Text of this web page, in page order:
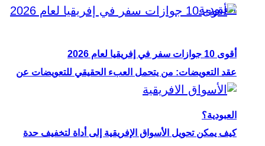
عقد التعويضات: من يتحمل العبء الحقيقي للتعويضات عن
العبودية؟
أقوى 10 جوازات سفر في إفريقيا لعام 2026
كيف يمكن تحويل الأسواق الإفريقية إلى أداة لتخفيف حدة